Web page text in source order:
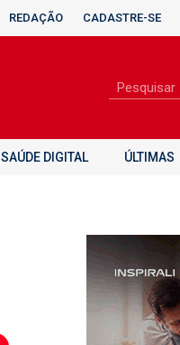
REDAÇÃO CADASTRE-SE
SAÚDE DIGITAL ÚLTIMAS